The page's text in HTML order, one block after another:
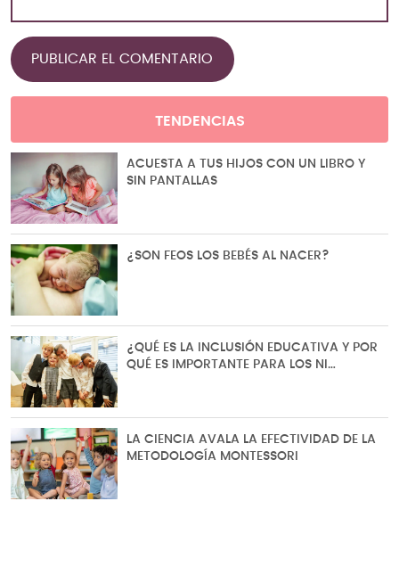
TENDENCIAS
ACUESTA A TUS HIJOS CON UN LIBRO Y
SIN PANTALLAS
¿SON FEOS LOS BEBÉS AL NACER?
¿QUÉ ES LA INCLUSIÓN EDUCATIVA Y POR
QUÉ ES IMPORTANTE PARA LOS NI…
LA CIENCIA AVALA LA EFECTIVIDAD DE LA
METODOLOGÍA MONTESSORI